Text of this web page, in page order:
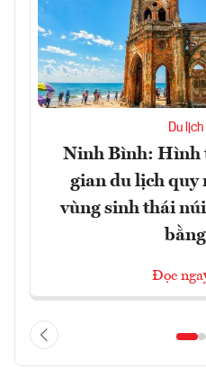
Du lịch
Ninh Bình: Hình
gian du lịch quy
vùng sinh thái
bằng
Đọc